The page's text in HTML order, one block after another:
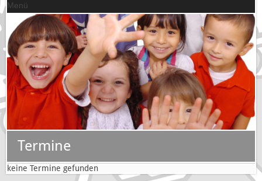
Menü
Termine
keine Termine gefunden